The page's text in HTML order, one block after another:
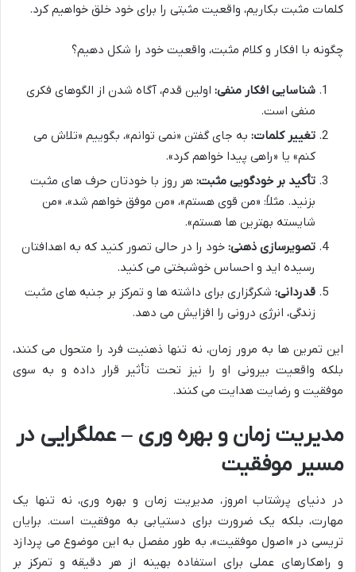
کلمات مثبت بکاریم، واقعیت مثبتی را برای خود خلق خواهیم کرد.
چگونه با افکار و کلام مثبت، واقعیت خود را شکل دهیم؟
شناسایی افکار منفی: اولین قدم، آگاه شدن از الگوهای فکری
منفی است.
تغییر کلمات: به جای گفتن «نمی توانم»، بگوییم «تلاش می
کنم» یا «راهی پیدا خواهم کرد».
تأکید بر خودگویی مثبت: هر روز با خودتان حرف های مثبت
بزنید. مثلاً: «من قوی هستم»، «من موفق خواهم شد»، «من
شایسته بهترین ها هستم».
تصویرسازی ذهنی: خود را در حالی تصور کنید که به اهدافتان
رسیده اید و احساس خوشبختی می کنید.
قدردانی: شکرگزاری برای داشته ها و تمرکز بر جنبه های مثبت
زندگی، انرژی درونی را افزایش می دهد.
این تمرین ها به مرور زمان، نه تنها ذهنیت فرد را متحول می کنند،
بلکه واقعیت بیرونی او را نیز تحت تأثیر قرار داده و به سوی
موفقیت و رضایت هدایت می کنند.
مدیریت زمان و بهره وری – عملگرایی در
مسیر موفقیت
در دنیای پرشتاب امروز، مدیریت زمان و بهره وری، نه تنها یک
مهارت، بلکه یک ضرورت برای دستیابی به موفقیت است. برایان
تریسی در «اصول موفقیت»، به طور مفصل به این موضوع می پردازد
و راهکارهای عملی برای استفاده بهینه از هر دقیقه و تمرکز بر